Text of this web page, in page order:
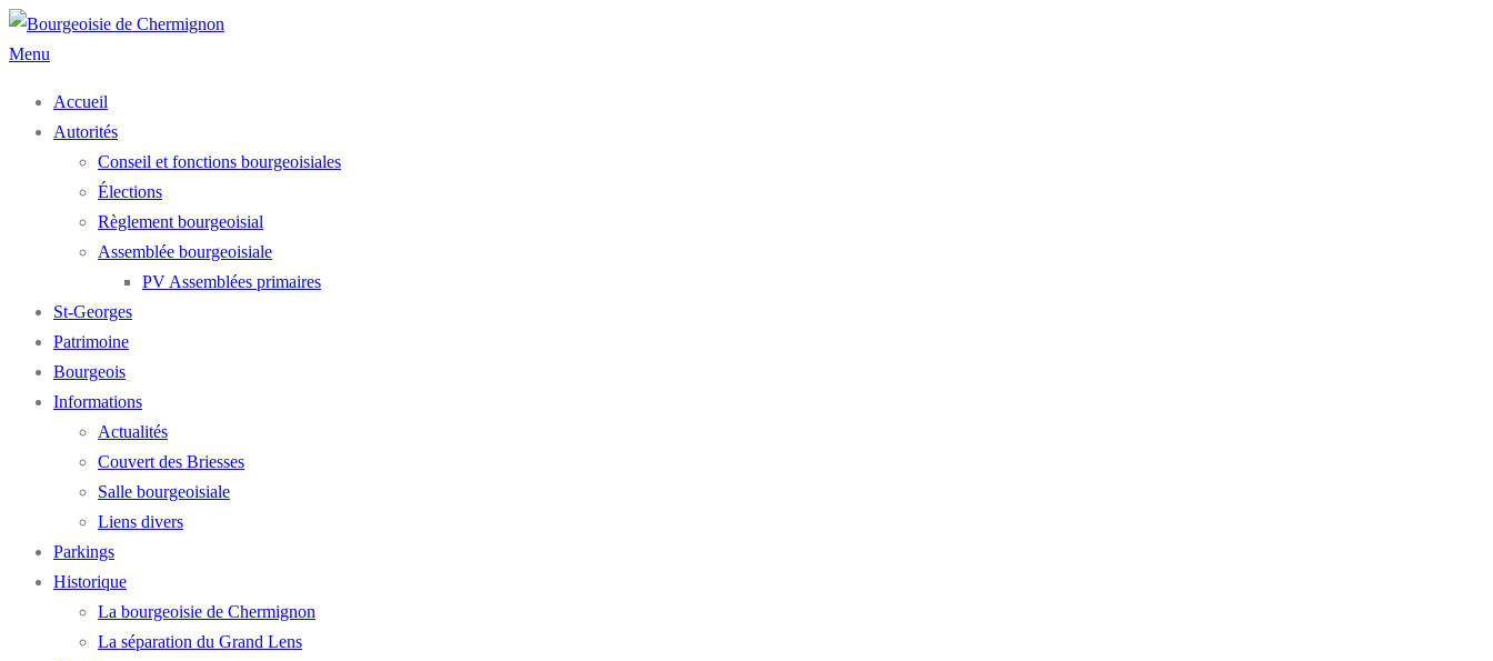
Aller
au
Menu
Accueil
Autorités
Conseil et fonctions bourgeoisiales
Élections
Règlement bourgeoisial
Assemblée bourgeoisiale
PV Assemblées primaires
St-Georges
Patrimoine
Bourgeois
Informations
Actualités
Couvert des Briesses
Salle bourgeoisiale
Liens divers
Parkings
Historique
La bourgeoisie de Chermignon
La séparation du Grand Lens